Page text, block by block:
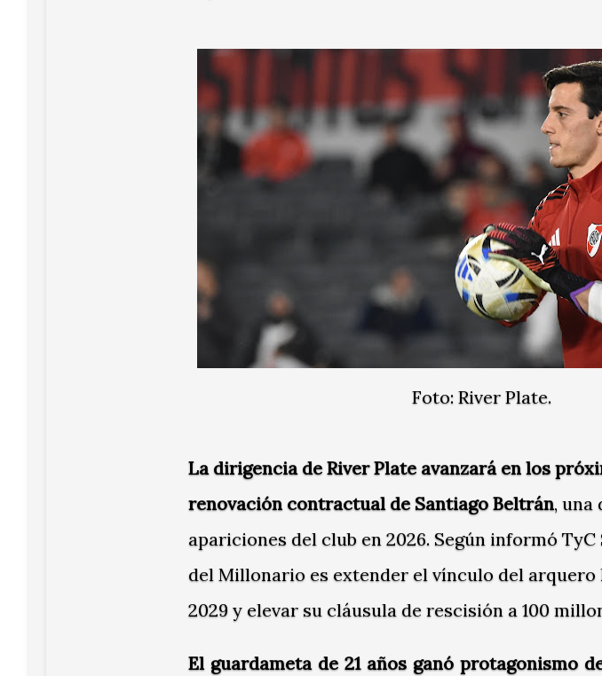
Foto: River Plate.
La dirigencia de River Plate avanzará en los
renovación contractual de Santiago Beltrán, una
apariciones del club en 2026. Según informóTyC
del Millonario es extender el vínculo del arquero
2029 y elevar su cláusula de rescisión a 100
El guardameta de 21 años ganó protagonismo